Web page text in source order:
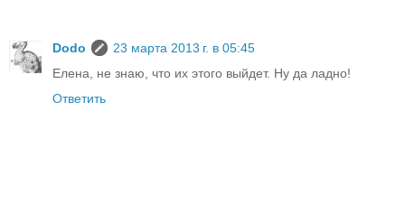
Dodo
23 марта 2013 г. в 05:45
Елена, не знаю, что их этого выйдет. Ну да ладно!
Ответить